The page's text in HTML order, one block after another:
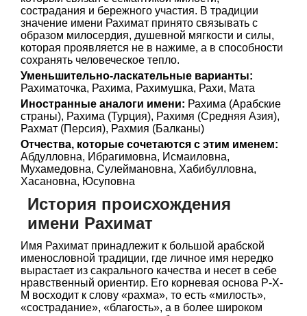
сострадания и бережного участия. В традиции
значение имени Рахимат принято связывать с
образом милосердия, душевной мягкости и силы,
которая проявляется не в нажиме, а в способности
сохранять человеческое тепло.
Уменьшительно-ласкательные варианты:
Рахиматочка, Рахима, Рахимушка, Рахи, Мата
Иностранные аналоги имени: Рахима (Арабские
страны), Рахима (Турция), Рахимя (Средняя Азия),
Рахмат (Персия), Рахмия (Балканы)
Отчества, которые сочетаются с этим именем:
Абдулловна, Ибрагимовна, Исмаиловна,
Мухамедовна, Сулеймановна, Хабибулловна,
Хасановна, Юсуповна
История происхождения
имени Рахимат
Имя Рахимат принадлежит к большой арабской
именословной традиции, где личное имя нередко
вырастает из сакрального качества и несет в себе
нравственный ориентир. Его корневая основа Р-Х-
М восходит к слову «рахма», то есть «милость»,
«сострадание», «благость», а в более широком